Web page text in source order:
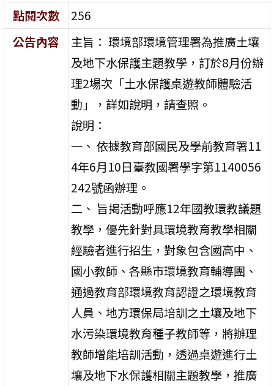
點閱次數
256
公告內容
主旨： 環境部環境管理署為推廣土壤
及地下水保護主題教學，訂於8月份辦
理2場次「土水保護桌遊教師體驗活
動」，詳如說明，請查照。
說明：
一、 依據教育部國民及學前教育署11
4年6月10日臺教國署學字第1140056
242號函辦理。
二、 旨揭活動呼應12年國教環教議題
教學，優先針對具環境教育教學相關
經驗者進行招生，對象包含國高中、
國小教師、各縣市環境教育輔導團、
通過教育部環境教育認證之環境教育
人員、地方環保局培訓之土壤及地下
水污染環境教育種子教師等，將辦理
教師增能培訓活動，透過桌遊進行土
壤及地下水保護相關主題教學，推廣